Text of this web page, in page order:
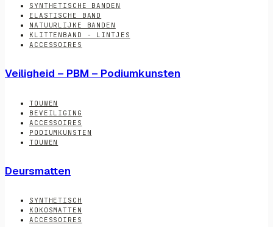
SYNTHETISCHE BANDEN
ELASTISCHE BAND
NATUURLIJKE BANDEN
KLITTENBAND - LINTJES
ACCESSOIRES
Veiligheid – PBM – Podiumkunsten
TOUWEN
BEVEILIGING
ACCESSOIRES
PODIUMKUNSTEN
TOUWEN
Deursmatten
SYNTHETISCH
KOKOSMATTEN
ACCESSOIRES